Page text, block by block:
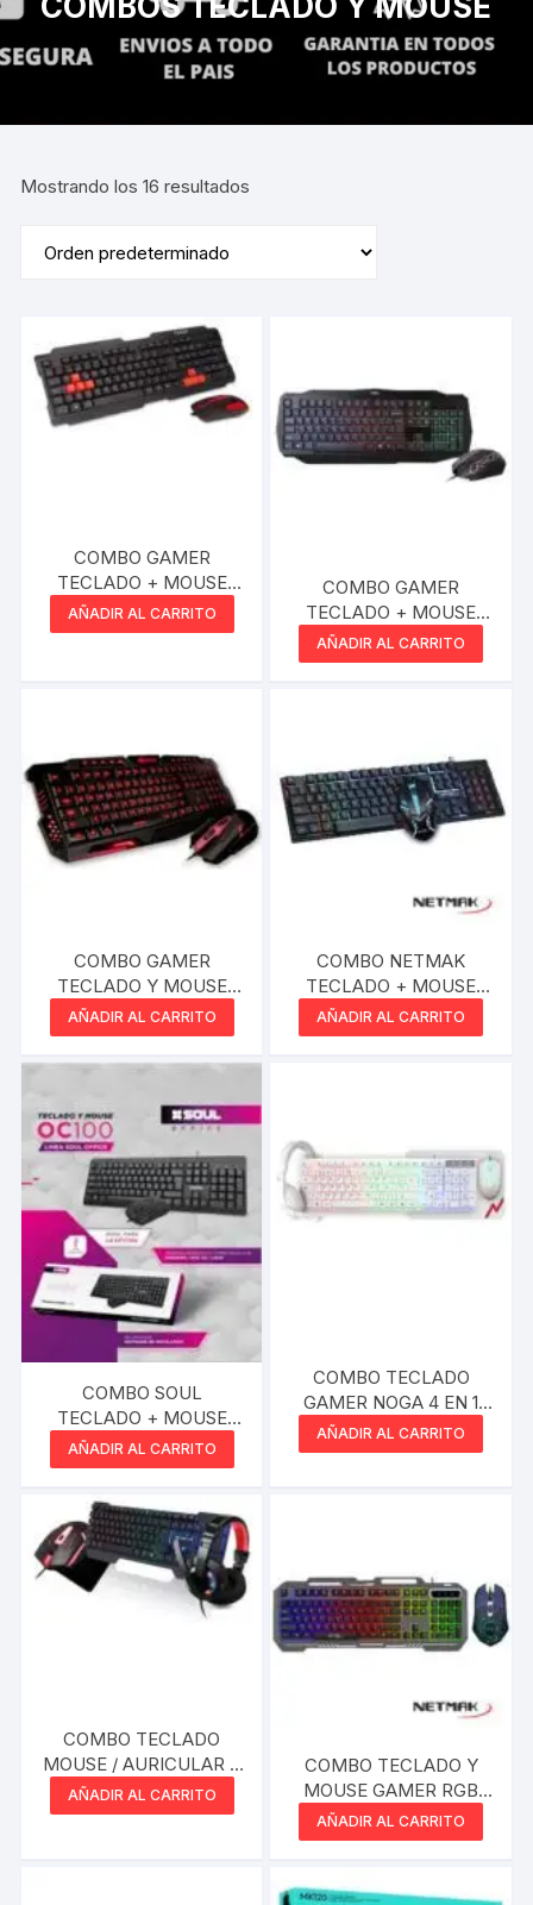
Mostrando los 16 resultados
COMBO GAMER
TECLADO + MOUSE
NOGANET NKB-300
USB 1000DPI STORMER
AÑADIR AL CARRITO
COMBO GAMER
TECLADO + MOUSE
NOGANET STORMER
NKB-57
AÑADIR AL CARRITO
COMBO GAMER
TECLADO Y MOUSE
SANTECH ST KIT-M200
AÑADIR AL CARRITO
COMBO NETMAK
TECLADO + MOUSE
GAMER
RETROILUMINADOS
AÑADIR AL CARRITO
COMBO SOUL
TECLADO + MOUSE
INALAMBRICO OFFICE
OC100
AÑADIR AL CARRITO
COMBO TECLADO
GAMER NOGA 4 EN 1
RETROILUMINADO
BLANCO
AÑADIR AL CARRITO
COMBO TECLADO
MOUSE / AURICULAR Y
PAD 4 EN 1 RGB
AÑADIR AL CARRITO
COMBO TECLADO Y
MOUSE GAMER RGB
NETMAK GHOST
AÑADIR AL CARRITO